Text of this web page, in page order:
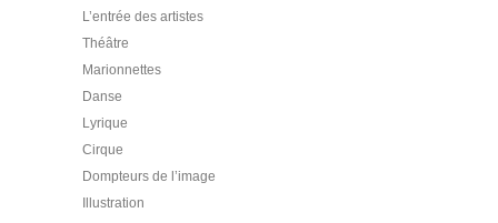
L’entrée des artistes
Théâtre
Marionnettes
Danse
Lyrique
Cirque
Dompteurs de l’image
Illustration